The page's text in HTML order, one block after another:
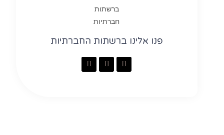
פנו אלינו ברשתות החברתיות